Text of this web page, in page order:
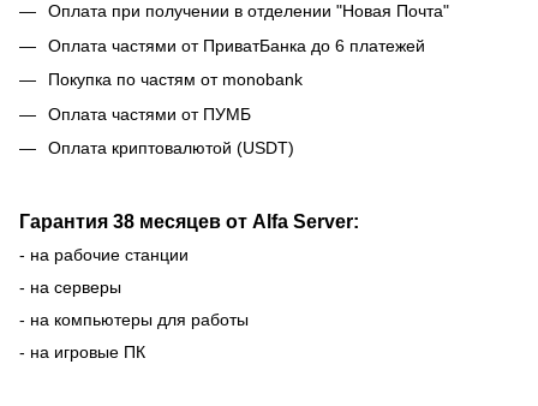
Оплата при получении в отделении "Новая Почта"
Оплата частями от ПриватБанка до 6 платежей
Покупка по частям от monobank
Оплата частями от ПУМБ
Оплата криптовалютой (USDT)
Гарантия 38 месяцев от Alfa Server:
- на рабочие станции
- на серверы
- на компьютеры для работы
- на игровые ПК